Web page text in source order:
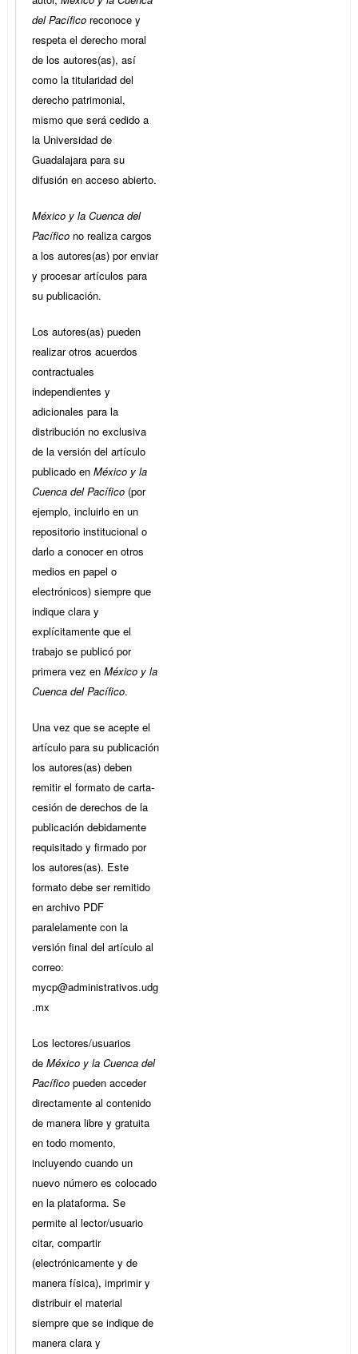
del Pacífico reconoce y
respeta el derecho moral
de los autores(as), así
como la titularidad del
derecho patrimonial,
mismo que será cedido a
la Universidad de
Guadalajara para su
difusión en acceso abierto.
México y la Cuenca del
Pacífico no realiza cargos
a los autores(as) por enviar
y procesar artículos para
su publicación.
Los autores(as) pueden
realizar otros acuerdos
contractuales
independientes y
adicionales para la
distribución no exclusiva
de la versión del artículo
publicado en México y la
Cuenca del Pacífico (por
ejemplo, incluirlo en un
repositorio institucional o
darlo a conocer en otros
medios en papel o
electrónicos) siempre que
indique clara y
explícitamente que el
trabajo se publicó por
primera vez en México y la
Cuenca del Pacífico.
Una vez que se acepte el
artículo para su publicación
los autores(as) deben
remitir el formato de carta-
cesión de derechos de la
publicación debidamente
requisitado y firmado por
los autores(as). Este
formato debe ser remitido
en archivo PDF
paralelamente con la
versión final del artículo al
correo:
mycp@administrativos.udg
.mx
Los lectores/usuarios
de México y la Cuenca del
Pacífico pueden acceder
directamente al contenido
de manera libre y gratuita
en todo momento,
incluyendo cuando un
nuevo número es colocado
en la plataforma. Se
permite al lector/usuario
citar, compartir
(electrónicamente y de
manera física), imprimir y
distribuir el material
siempre que se indique de
manera clara y